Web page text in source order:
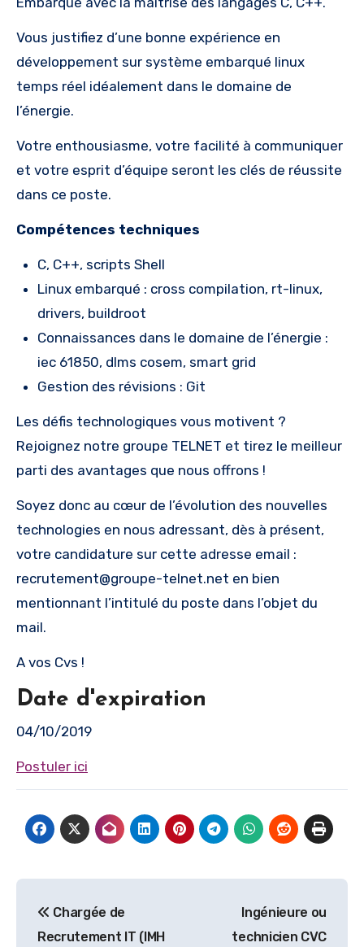
Vous justifiez d’une bonne expérience en
développement sur système embarqué linux
temps réel idéalement dans le domaine de
l’énergie.
Votre enthousiasme, votre facilité à communiquer
et votre esprit d’équipe seront les clés de réussite
dans ce poste.
Compétences techniques
C, C++, scripts Shell
Linux embarqué : cross compilation, rt-linux,
drivers, buildroot
Connaissances dans le domaine de l’énergie :
iec 61850, dlms cosem, smart grid
Gestion des révisions : Git
Les défis technologiques vous motivent ?
Rejoignez notre groupe TELNET et tirez le meilleur
parti des avantages que nous offrons !
Soyez donc au cœur de l’évolution des nouvelles
technologies en nous adressant, dès à présent,
votre candidature sur cette adresse email :
recrutement@groupe-telnet.net en bien
mentionnant l’intitulé du poste dans l’objet du
mail.
A vos Cvs !
Date d'expiration
04/10/2019
Postuler ici
de
Chargée de
Recrutement IT (IMH
Ingénieure ou
technicien CVC